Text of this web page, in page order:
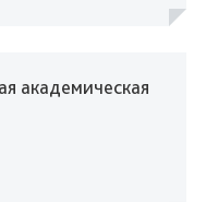
академическая